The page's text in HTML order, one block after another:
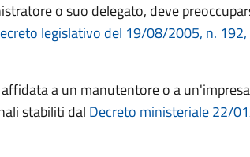
o suo delegato, deve
legislativo del 19/08/2005, n. 192,
a un manutentore o a
stabiliti dal Decreto ministeriale 22/